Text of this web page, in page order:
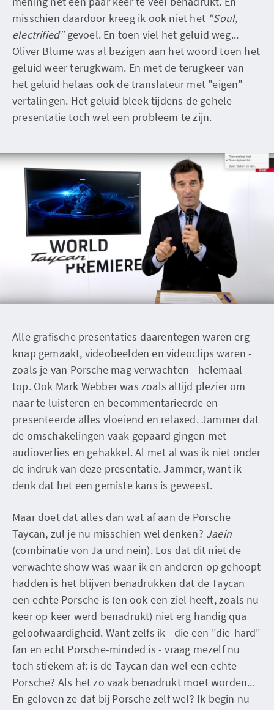
misschien daardoor kreeg ik ook niet het "Soul,
electrified"gevoel. En toen viel het geluid weg...
Oliver Blume was al bezigen aan het woord toen het
geluid weer terugkwam. En met de terugkeer van
het geluid helaas ook de translateur met "eigen"
vertalingen. Het geluid bleek tijdens de gehele
presentatie toch wel een probleem te zijn.
Alle grafische presentaties daarentegen waren erg
knap gemaakt, videobeelden en videoclips waren -
zoals je van Porsche mag verwachten - helemaal
top. Ook Mark Webber was zoals altijd plezier om
naar te luisteren en becommentarieerde en
presenteerde alles vloeiend en relaxed. Jammer dat
de omschakelingen vaak gepaard gingen met
audioverlies en gehakkel. Al met al was ik niet onder
de indruk van deze presentatie. Jammer, want ik
denk dat het een gemiste kans is geweest.
Maar doet dat alles dan wat af aan de Porsche
Taycan, zul je nu misschien wel denken? Jaein
(combinatie von Ja und nein). Los dat dit niet de
verwachte show was waar ik en anderen op gehoopt
hadden is het blijven benadrukken dat de Taycan
een echte Porsche is (en ook een ziel heeft, zoals nu
keer op keer werd benadrukt) niet erg handig qua
geloofwaardigheid. Want zelfs ik - die een "die-hard"
fan en echt Porsche-minded is - vraag mezelf nu
toch stiekem af: is de Taycan dan wel een echte
Porsche? Als het zo vaak benadrukt moet worden...
En geloven ze dat bij Porsche zelf wel? Ik begin nu